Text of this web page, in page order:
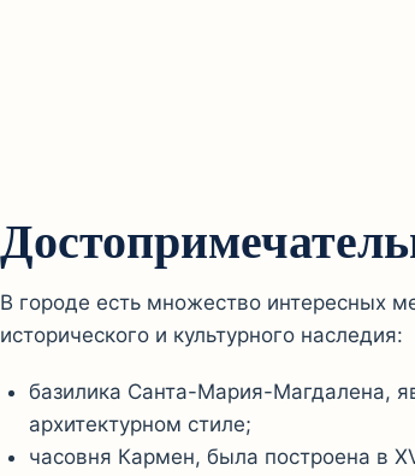
В городе есть множество интересных
исторического и культурного наследия:
базилика Санта-Мария-Магдалена,
архитектурном стиле;
часовня Кармен, была построена в